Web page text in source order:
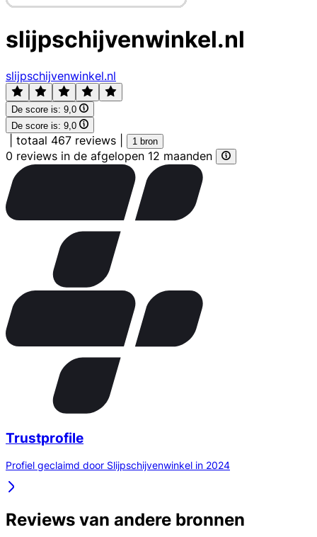
slijpschijvenwinkel.nl
slijpschijvenwinkel.nl
De score is: 9,0
De score is: 9,0
totaal 467 reviews 1 bron
0 reviews in de afgelopen 12 maanden
Trustprofile
Profiel geclaimd door Slijpschijvenwinkel in 2024
Reviews van andere bronnen